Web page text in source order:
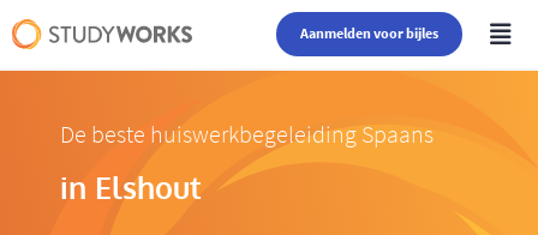
Aanmelden voor bijles
De beste huiswerkbegeleiding Spaans
in Elshout